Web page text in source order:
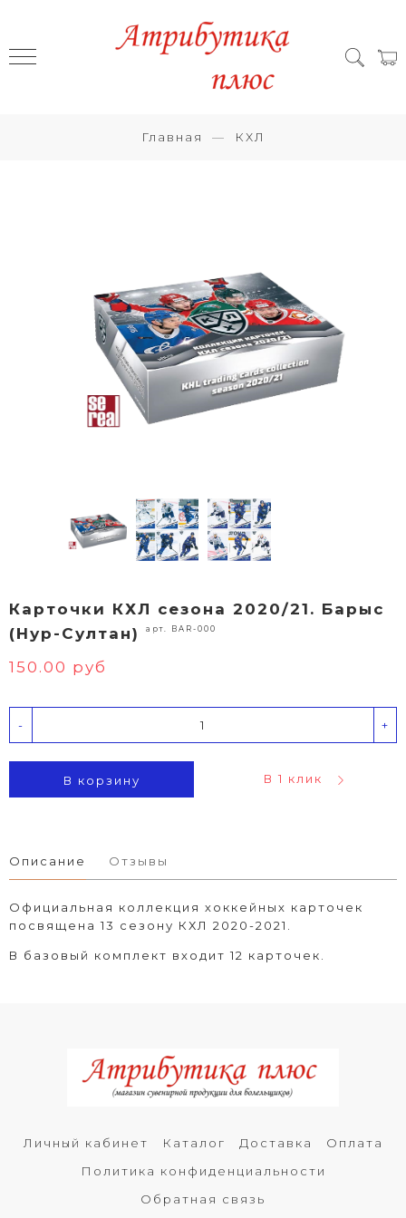
Главная КХЛ
Карточки КХЛ сезона 2020/21. Барыс
(Нур-Султан)
арт. BAR-000
150.00 руб
- +
В корзину В 1 клик
Описание Отзывы
Официальная коллекция хоккейных карточек
посвящена 13 сезону КХЛ 2020-2021.
В базовый комплект входит 12 карточек.
Личный кабинет Каталог Доставка
Оплата
Политика конфиденциальности
Обратная связь